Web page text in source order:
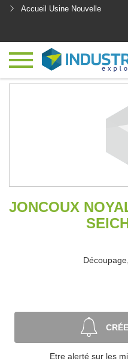
Accueil Usine Nouvelle
JONCOUX
Etre alerté sur les